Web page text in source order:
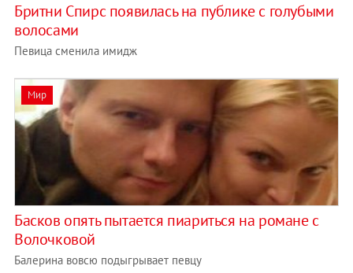
Бритни Спирс появилась на публике с голубыми
волосами
Певица сменила имидж
Мир
Басков опять пытается пиариться на романе с
Волочковой
Балерина вовсю подыгрывает певцу